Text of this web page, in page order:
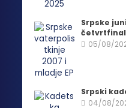
Srpske
05/08/
Srpski
04/08/